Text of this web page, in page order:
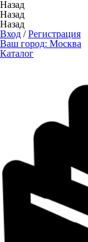
Назад
Назад
Назад
Вход /Регистрация
Ваш город: Москва
Каталог